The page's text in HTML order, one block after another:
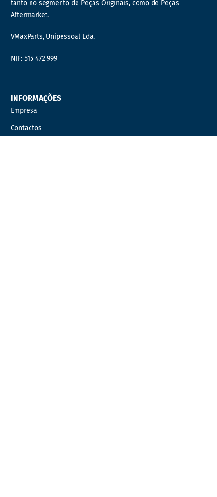
tanto no segmento de Peças Originais, como de Peças
Aftermarket.
VMaxParts, Unipessoal Lda.
NIF: 515 472 999
INFORMAÇÕES
Empresa
Contactos